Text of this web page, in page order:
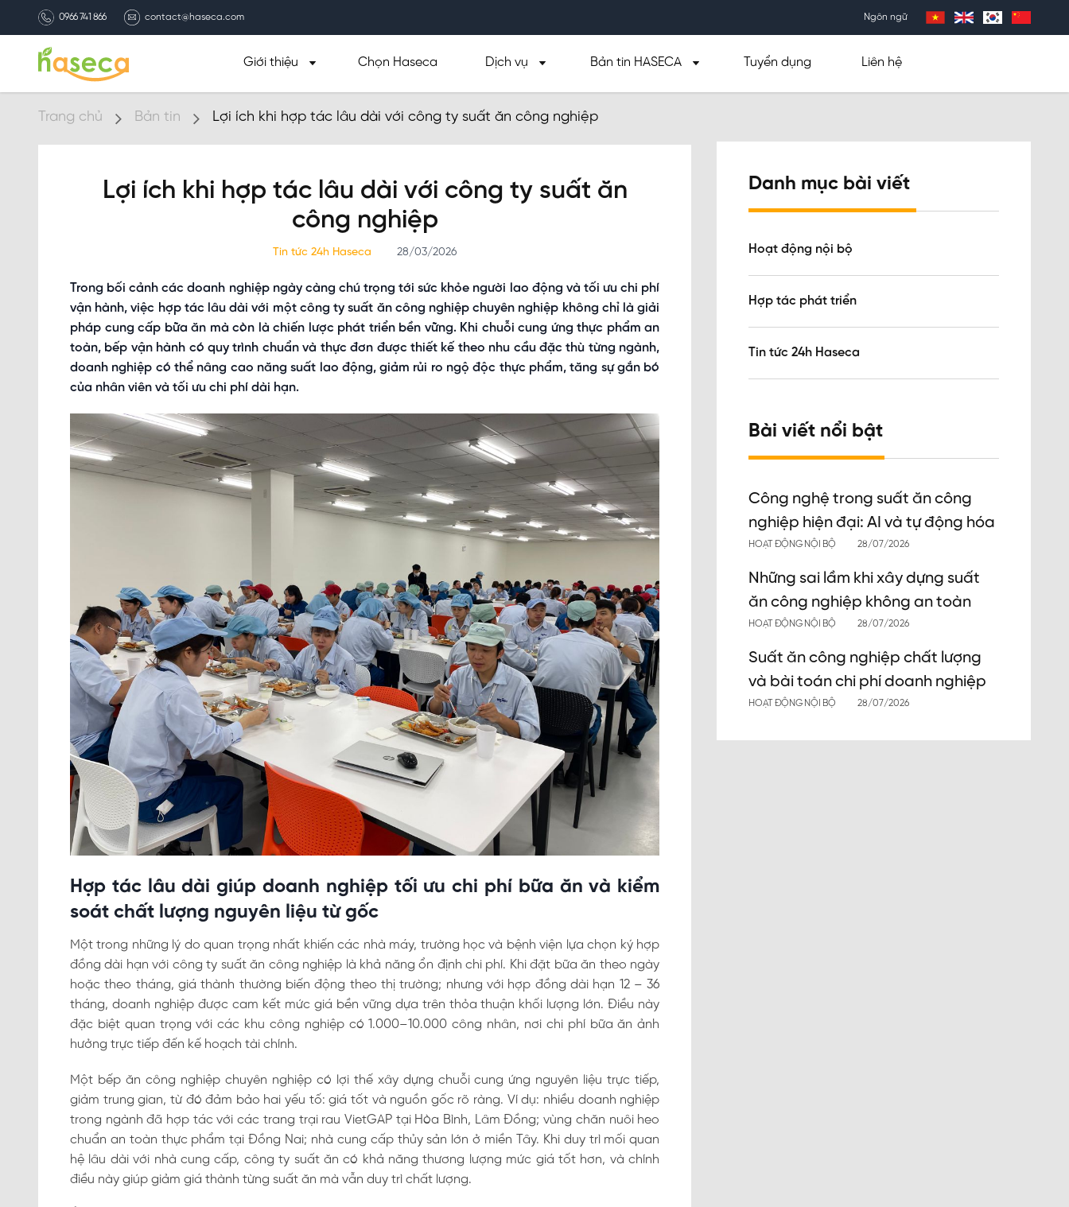
0966 741 866 contact@haseca.com Ngôn ngữ
Giới thiệu Chọn Haseca Dịch vụ Bản tin HASECA Tuyển dụng Liên hệ
Trang chủ Bản tin Lợi ích khi hợp tác lâu dài với công ty suất ăn công nghiệp
Lợi ích khi hợp tác lâu dài với công ty suất ăn
công nghiệp
Tin tức 24h Haseca 28/03/2026
Trong bối cảnh các doanh nghiệp ngày càng chú trọng tới sức khỏe người lao động và tối ưu chi phí
vận hành, việc hợp tác lâu dài với một công ty suất ăn công nghiệp chuyên nghiệp không chỉ là giải
pháp cung cấp bữa ăn mà còn là chiến lược phát triển bền vững. Khi chuỗi cung ứng thực phẩm an
toàn, bếp vận hành có quy trình chuẩn và thực đơn được thiết kế theo nhu cầu đặc thù từng ngành,
doanh nghiệp có thể nâng cao năng suất lao động, giảm rủi ro ngộ độc thực phẩm, tăng sự gắn bó
của nhân viên và tối ưu chi phí dài hạn.
Hợp tác lâu dài giúp doanh nghiệp tối ưu chi phí bữa ăn và kiểm
soát chất lượng nguyên liệu từ gốc
Một trong những lý do quan trọng nhất khiến các nhà máy, trường học và bệnh viện lựa chọn ký hợp
đồng dài hạn với công ty suất ăn công nghiệp là khả năng ổn định chi phí. Khi đặt bữa ăn theo ngày
hoặc theo tháng, giá thành thường biến động theo thị trường; nhưng với hợp đồng dài hạn 12 – 36
tháng, doanh nghiệp được cam kết mức giá bền vững dựa trên thỏa thuận khối lượng lớn. Điều này
đặc biệt quan trọng với các khu công nghiệp có 1.000–10.000 công nhân, nơi chi phí bữa ăn ảnh
hưởng trực tiếp đến kế hoạch tài chính.
Một bếp ăn công nghiệp chuyên nghiệp có lợi thế xây dựng chuỗi cung ứng nguyên liệu trực tiếp,
giảm trung gian, từ đó đảm bảo hai yếu tố: giá tốt và nguồn gốc rõ ràng. Ví dụ: nhiều doanh nghiệp
trong ngành đã hợp tác với các trang trại rau VietGAP tại Hòa Bình, Lâm Đồng; vùng chăn nuôi heo
chuẩn an toàn thực phẩm tại Đồng Nai; nhà cung cấp thủy sản lớn ở miền Tây. Khi duy trì mối quan
hệ lâu dài với nhà cung cấp, công ty suất ăn có khả năng thương lượng mức giá tốt hơn, và chính
điều này giúp giảm giá thành từng suất ăn mà vẫn duy trì chất lượng.
Danh mục bài viết
Hoạt động nội bộ
Hợp tác phát triển
Tin tức 24h Haseca
Bài viết nổi bật
Công nghệ trong suất ăn công
nghiệp hiện đại: AI và tự động hóa
HOẠT ĐỘNG NỘI BỘ 28/07/2026
Những sai lầm khi xây dựng suất
ăn công nghiệp không an toàn
HOẠT ĐỘNG NỘI BỘ 28/07/2026
Suất ăn công nghiệp chất lượng
và bài toán chi phí doanh nghiệp
HOẠT ĐỘNG NỘI BỘ 28/07/2026